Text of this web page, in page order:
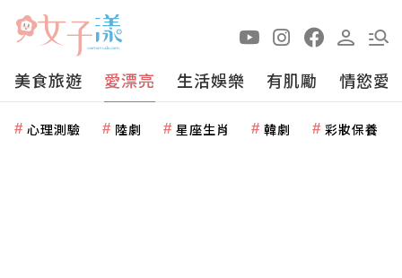
美食旅遊 愛漂亮 生活娛樂 有肌勵 情慾愛
心理測驗 陸劇 星座生肖 韓劇 彩妝保養